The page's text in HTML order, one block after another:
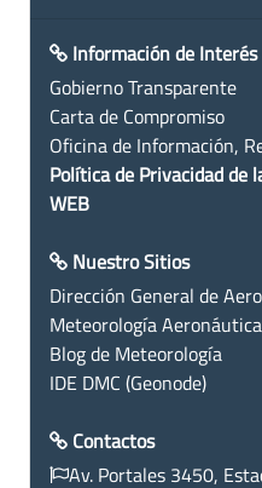
Información de Interés
Gobierno Transparente
Carta de Compromiso
Oficina de Información,
Política de Privacidad de
WEB
Nuestro Sitios
Dirección General de
Meteorología Aeronáutica
Blog de Meteorología
IDE DMC (Geonode)
Contactos
Av. Portales 3450,